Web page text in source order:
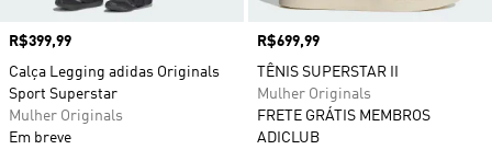
Preço
R$399,99
Calça Legging adidas Originals
Sport Superstar
Mulher Originals
Em breve
Preço
R$699,99
TÊNIS SUPERSTAR II
Mulher Originals
FRETE GRÁTIS MEMBROS
ADICLUB